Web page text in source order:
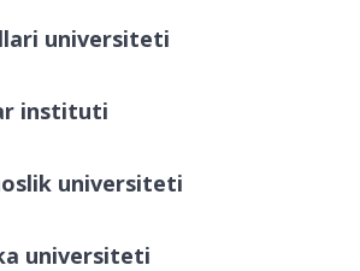
universiteti
instituti
universiteti
universiteti